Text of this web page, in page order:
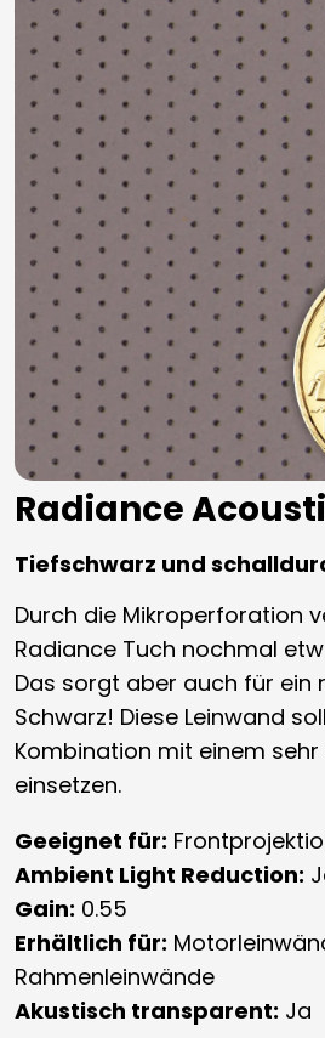
Radiance
Tiefschwarz und
Durch die Mikroperforation
Radiance Tuch nochmal
Das sorgt aber auch für ein
Schwarz! Diese Leinwand
Kombination mit einem sehr
einsetzen.
Geeignet für:
Ambient Light Reduction:
Gain: 0.55
Erhältlich für:
Rahmenleinwände
Akustisch transparent: Ja